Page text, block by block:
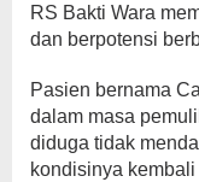
RS Bakti Wara
dan berpotensi
Pasien bernama
dalam masa
diduga tidak
kondisinya